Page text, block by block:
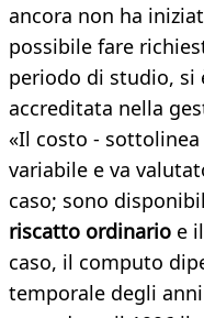
ancora non ha
possibile fare
periodo di studio, si
accreditata nella
«Il costo -
variabile e va
caso; sono
riscatto ordinario e il
caso, il computo
temporale degli